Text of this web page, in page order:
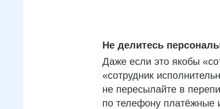
Не делитесь
Даже если это якобы
«сотрудник
не пересылайте в
по телефону платёжные